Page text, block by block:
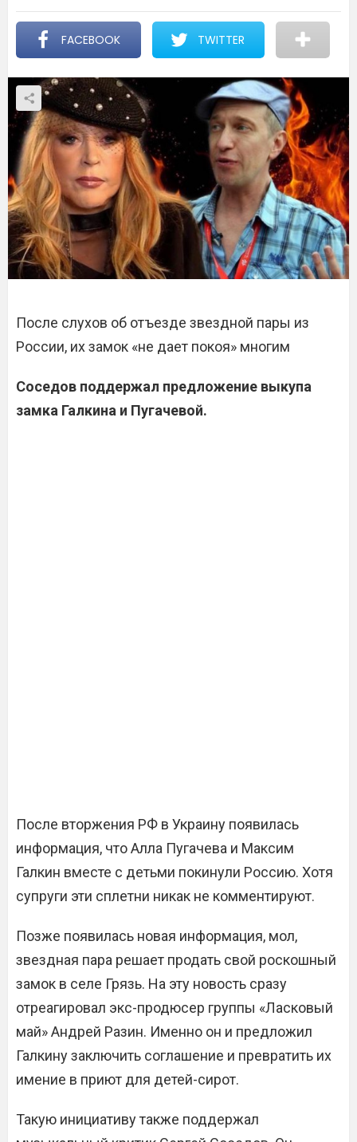
FACEBOOK TWITTER
После слухов об отъезде звездной пары из
России, их замок «не дает покоя» многим
Соседов поддержал предложение выкупа
замка Галкина и Пугачевой.
После вторжения РФ в Украину появилась
информация, что Алла Пугачева и Максим
Галкин вместе с детьми покинули Россию. Хотя
супруги эти сплетни никак не комментируют.
Позже появилась новая информация, мол,
звездная пара решает продать свой роскошный
замок в селе Грязь. На эту новость сразу
отреагировал экс-продюсер группы «Ласковый
май» Андрей Разин. Именно он и предложил
Галкину заключить соглашение и превратить их
имение в приют для детей-сирот.
Такую инициативу также поддержал